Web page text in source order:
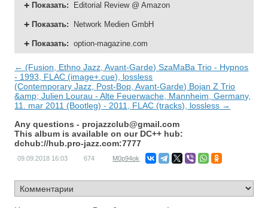
Показать: Editorial Review @ Amazon
Показать: Network Medien GmbH
Показать: option-magazine.com
← (Fusion, Ethno Jazz, Avant-Garde) SzaMaBa Trio - Hypnos
- 1993, FLAC (image+.cue), lossless
(Contemporary Jazz, Post-Bop, Avant-Garde) Bojan Z Trio
&amp; Julien Lourau - Alte Feuerwache, Mannheim, Germany,
11. mar 2011 (Bootleg) - 2011, FLAC (tracks), lossless →
Any questions - projazzclub@gmail.com
This album is available on our DC++ hub:
dchub://hub.pro-jazz.com:7777
09.09.2018 16:03 674 M0p94ok